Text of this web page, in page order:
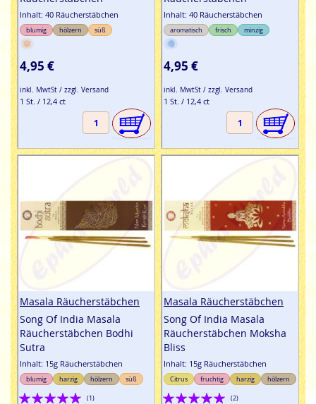
Inhalt: 40 Räucherstäbchen
blumig hölzern süß
4,95 €
inkl. MwtSt / zzgl. Versand
1 St. / 12,4 ct
Inhalt: 40 Räucherstäbchen
aromatisch frisch minzig
4,95 €
inkl. MwtSt / zzgl. Versand
1 St. / 12,4 ct
Masala Räucherstäbchen
Song Of India Masala
Räucherstäbchen Bodhi
Sutra
Inhalt: 15g Räucherstäbchen
blumig harzig hölzern süß
Bewertung:
(1)
Masala Räucherstäbchen
Song Of India Masala
Räucherstäbchen Moksha
Bliss
Inhalt: 15g Räucherstäbchen
Citrus fruchtig harzig hölzern
Bewertung:
(2)